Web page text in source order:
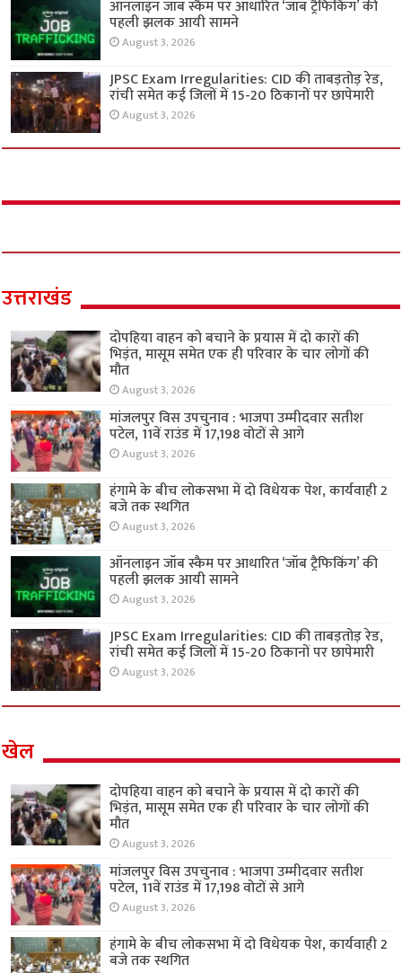
ऑनलाइन जॉब स्कैम पर आधारित ‘जॉब ट्रैफिकिंग’ की
पहली झलक आयी सामने
August 3, 2026
JPSC Exam Irregularities: CID की ताबड़तोड़ रेड,
रांची समेत कई जिलों में 15-20 ठिकानों पर छापेमारी
August 3, 2026
उत्तराखंड
दोपहिया वाहन को बचाने के प्रयास में दो कारों की
भिड़ंत, मासूम समेत एक ही परिवार के चार लोगों की
मौत
August 3, 2026
मांजलपुर विस उपचुनाव : भाजपा उम्मीदवार सतीश
पटेल, 11वें राउंड में 17,198 वोटों से आगे
August 3, 2026
हंगामे के बीच लोकसभा में दो विधेयक पेश, कार्यवाही 2
बजे तक स्थगित
August 3, 2026
ऑनलाइन जॉब स्कैम पर आधारित ‘जॉब ट्रैफिकिंग’ की
पहली झलक आयी सामने
August 3, 2026
JPSC Exam Irregularities: CID की ताबड़तोड़ रेड,
रांची समेत कई जिलों में 15-20 ठिकानों पर छापेमारी
August 3, 2026
खेल
दोपहिया वाहन को बचाने के प्रयास में दो कारों की
भिड़ंत, मासूम समेत एक ही परिवार के चार लोगों की
मौत
August 3, 2026
मांजलपुर विस उपचुनाव : भाजपा उम्मीदवार सतीश
पटेल, 11वें राउंड में 17,198 वोटों से आगे
August 3, 2026
हंगामे के बीच लोकसभा में दो विधेयक पेश, कार्यवाही 2
बजे तक स्थगित